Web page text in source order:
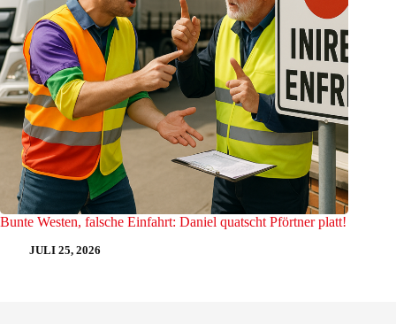
Bunte Westen, falsche Einfahrt: Daniel quatscht Pförtner platt!
JULI 25, 2026